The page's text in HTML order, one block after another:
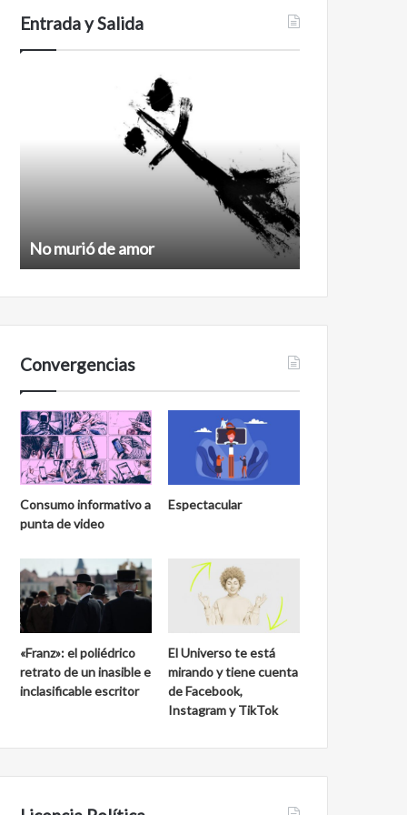
Entrada y Salida
No murió de amor
Convergencias
Consumo informativo a
punta de video
Espectacular
«Franz»: el poliédrico
retrato de un inasible e
inclasificable escritor
El Universo te está
mirando y tiene cuenta
de Facebook,
Instagram y TikTok